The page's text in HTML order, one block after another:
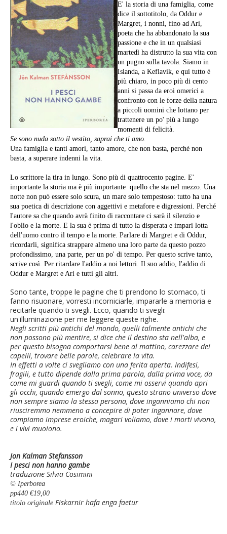
E' la storia di una famiglia, come
dice il sottotitolo, da Oddur e
Margret, i nonni, fino ad Ari,
poeta che ha abbandonato la sua
passione e che in un qualsiasi
martedì ha distrutto la sua vita con
un pugno sulla tavola. Siamo in
Islanda, a Keflavik, e qui tutto è
più chiaro, in poco più di cento
anni si passa da eroi omerici a
confronto con le forze della natura
a piccoli uomini che lottano per
trattenere un po' più a lungo
momenti di felicità.
Se sono nuda sotto il vestito, saprai che ti amo.
Una famiglia e tanti amori, tanto amore, che non basta, perchè non
basta, a superare indenni la vita.
Lo scrittore la tira in lungo. Sono più di quattrocento pagine. E'
importante la storia ma è più importante quello che sta nel mezzo. Una
notte non può essere solo scura, un mare solo tempestoso: tutto ha una
sua poetica di descrizione con aggettivi e metafore e digressioni. Perché
l'autore sa che quando avrà finito di raccontare ci sarà il silenzio e
l'oblio e la morte. E la sua è prima di tutto la disperata e impari lotta
dell'uomo contro il tempo e la morte. Parlare di Margret e di Oddur,
ricordarli, significa strappare almeno una loro parte da questo pozzo
profondissimo, una parte, per un po' di tempo. Per questo scrive tanto,
scrive così. Per ritardare l'addio a noi lettori. Il suo addio, l'addio di
Oddur e Margret e Ari e tutti gli altri.
Sono tante, troppe le pagine che ti prendono lo stomaco, ti
fanno risuonare, vorresti incorniciarle, impararle a memoria e
recitarle quando ti svegli. Ecco, quando ti svegli:
un'illuminazione per me leggere queste righe.
Negli scritti più antichi del mondo, quelli talmente antichi che
non possono più mentire, si dice che il destino sta nell'alba, e
per questo bisogna comportarsi bene al mattino, carezzare dei
capelli, trovare belle parole, celebrare la vita.
In effetti a volte ci svegliamo con una ferita aperta. Indifesi,
fragili, e tutto dipende dalla prima parola, dalla prima voce, da
come mi guardi quando ti svegli, come mi osservi quando apri
gli occhi, quando emergo dal sonno, questo strano universo dove
non sempre siamo la stessa persona, dove inganniamo chi non
riusciremmo nemmeno a concepire di poter ingannare, dove
compiamo imprese eroiche, magari voliamo, dove i morti vivono,
e i vivi muoiono.
Jon Kalman Stefansson
I pesci non hanno gambe
traduzione Silvia Cosimini
© Iperborea
pp440 €19,00
titolo originale Fiskarnir hafa enga faetur